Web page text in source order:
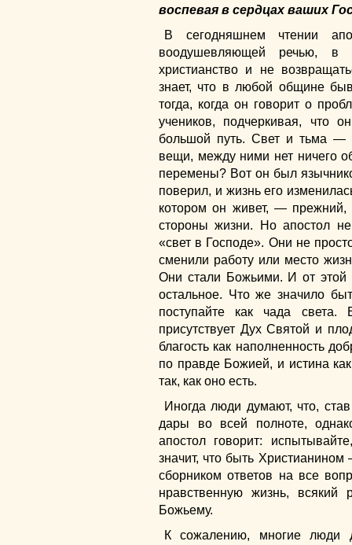
воспевая в сердцах ваших
В сегодняшнем чтении
воодушевляющей речью, в
христианство и не
знает, что в любой общине
тогда, когда он говорит о
учеников, подчеркивая, что
большой путь. Свет и тьма —
вещи, между ними нет ничего
перемены? Вот он был
поверил, и жизнь его
котором он живет, —
стороны жизни. Но апостол
«свет в Господе». Они не
сменили работу или место
Они стали Божьими. И от этой
остальное. Что же значило
поступайте как чада
присутствует Дух Святой и
благость как наполненность
по правде Божией, и истина
так, как оно есть.
Иногда люди думают, что,
дары во всей полноте,
апостол говорит:
значит, что быть
сборником ответов на все
нравственную жизнь, всякий
Божьему.
К сожалению, многие люди